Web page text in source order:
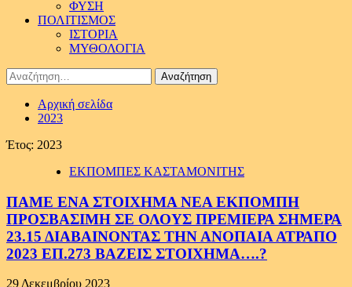
ΦΥΣΗ
ΠΟΛΙΤΙΣΜΟΣ
ΙΣΤΟΡΙΑ
ΜΥΘΟΛΟΓΙΑ
Αναζήτηση
για:
Αρχική σελίδα
2023
Έτος: 2023
ΕΚΠΟΜΠΕΣ ΚΑΣΤΑΜΟΝΙΤΗΣ
ΠΑΜΕ ΕΝΑ ΣΤΟΙΧΗΜΑ ΝΕΑ ΕΚΠΟΜΠΗ
ΠΡΟΣΒΑΣΙΜΗ ΣΕ ΟΛΟΥΣ ΠΡΕΜΙΕΡΑ ΣΗΜΕΡΑ
23.15 ΔΙΑΒΑΙΝΟΝΤΑΣ ΤΗΝ ΑΝΟΠΑΙΑ ΑΤΡΑΠΟ
2023 ΕΠ.273 ΒΑΖΕΙΣ ΣΤΟΙΧΗΜΑ….?
29 Δεκεμβρίου 2023